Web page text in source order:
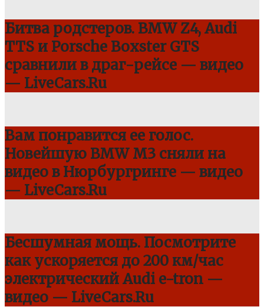
Битва родстеров. BMW Z4, Audi
TTS и Porsche Boxster GTS
сравнили в драг-рейсе — видео
— LiveCars.Ru
Вам понравится ее голос.
Новейшую BMW M3 сняли на
видео в Нюрбургринге — видео
— LiveCars.Ru
Бесшумная мощь. Посмотрите
как ускоряется до 200 км/час
электрический Audi e-tron —
видео — LiveCars.Ru